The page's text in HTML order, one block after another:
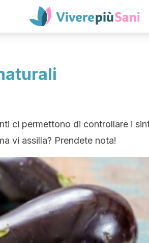
ci permettono di controllare i
vi assilla? Prendete nota!